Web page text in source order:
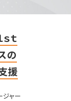
ｔ
の
援
ジャー